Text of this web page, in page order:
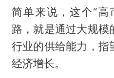
简单来说，这个“高
路，就是通过大规模
行业的供给能力，指
经济增长。